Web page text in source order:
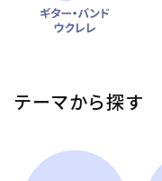
テーマから探す